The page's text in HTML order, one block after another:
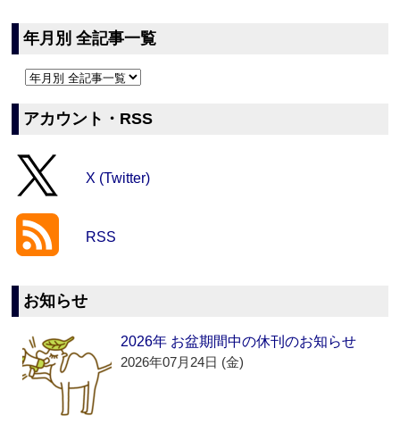
年月別 全記事一覧
アカウント・RSS
X (Twitter)
RSS
お知らせ
2026年 お盆期間中の休刊のお知らせ
2026年07月24日 (金)